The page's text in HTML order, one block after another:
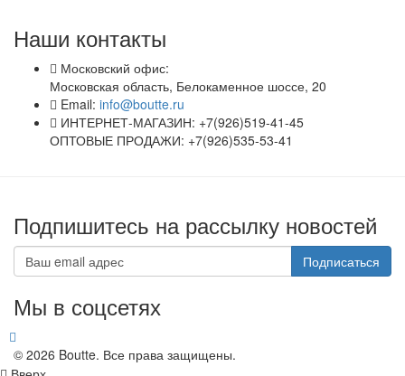
Наши контакты
Московский офис:
Московская область, Белокаменное шоссе, 20
Email: info@boutte.ru
ИНТЕРНЕТ-МАГАЗИН: +7(926)519-41-45
ОПТОВЫЕ ПРОДАЖИ: +7(926)535-53-41
Подпишитесь на рассылку новостей
Подписаться
Мы в соцсетях
© 2026 Boutte. Все права защищены.